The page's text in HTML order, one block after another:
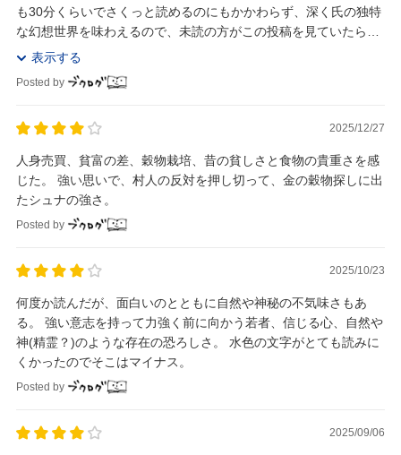
も30分くらいでさくっと読めるのにもかかわらず、深く氏の独特
な幻想世界を味わえるので、未読の方がこの投稿を見ていたらぜ
ひ本書を読んでほしい。大好きなおすすめの一冊だ...
表示する
Posted by
2025/12/27
人身売買、貧富の差、穀物栽培、昔の貧しさと食物の貴重さを感
じた。 強い思いで、村人の反対を押し切って、金の穀物探しに出
たシュナの強さ。
Posted by
2025/10/23
何度か読んだが、面白いのとともに自然や神秘の不気味さもあ
る。 強い意志を持って力強く前に向かう若者、信じる心、自然や
神(精霊？)のような存在の恐ろしさ。 水色の文字がとても読みに
くかったのでそこはマイナス。
Posted by
2025/09/06